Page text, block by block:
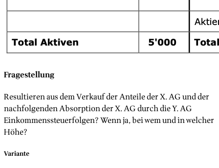
Fragestellung
Resultieren aus dem Verkauf der Anteile der X. AG und der
nachfolgenden Absorption der X. AG durch die Y. AG
Einkommenssteuerfolgen? Wenn ja, bei wem und in welcher
Höhe?
Variante